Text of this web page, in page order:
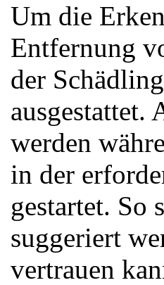
Um die
Entfernung
der
ausgestattet.
werden
in der
gestartet. So
suggeriert
vertrauen